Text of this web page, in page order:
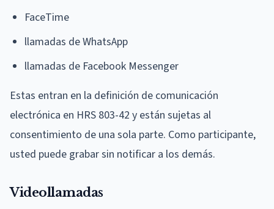
FaceTime
llamadas de WhatsApp
llamadas de Facebook Messenger
Estas entran en la definición de comunicación
electrónica en HRS 803-42 y están sujetas al
consentimiento de una sola parte. Como participante,
usted puede grabar sin notificar a los demás.
Videollamadas